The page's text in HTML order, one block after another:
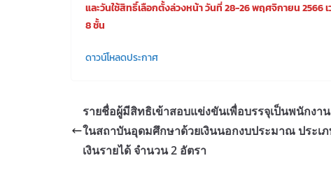
และวันใช้สิทธิ์เลือกตั้งล่วงหน้า วันที่ 28-26 พฤศจิกายน 2566
8 ชั้น
ดาวน์โหลดประกาศ
รายชื่อผู้มีสิทธิเข้าสอบแข่งขันเพื่อบรรจุเป็นพนักงาน
ในสถาบันอุดมศึกษาด้วยเงินนอกงบประมาณ ประเ
เงินรายได้ จำนวน 2 อัตรา